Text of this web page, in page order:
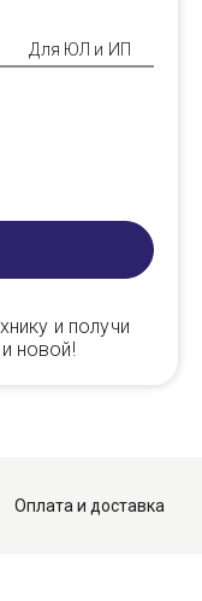
Для ЮЛ и ИП
и получи
новой!
Оплата и доставка